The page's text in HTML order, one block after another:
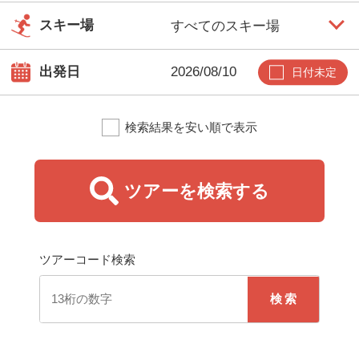
早朝バス集合場所を出発して、当日中に帰着するツアー
です。出発前日まで申込可能です。
朝発バス（宿泊）
早朝バス集合場所を出発して、スキー場で滑って宿泊す
スキー場
出発日 日付未定
検索結果を安い順で表示
ツアーを検索する
ツアーコード検索
検索